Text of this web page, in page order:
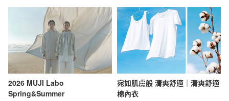
2026 MUJI Labo
Spring&Summer
宛如肌膚般 清爽舒適｜清爽舒適
棉內衣